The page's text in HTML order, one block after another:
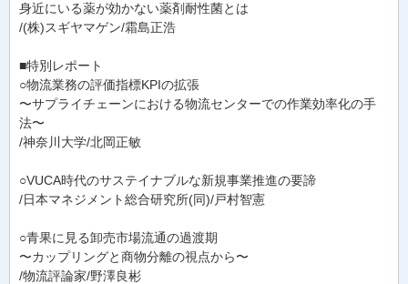
身近にいる薬が効かない薬剤耐性菌とは
/(株)スギヤマゲン/霜島正浩
■特別レポート
○物流業務の評価指標KPIの拡張
〜サプライチェーンにおける物流センターでの作業効率化の手
法〜
/神奈川大学/北岡正敏
○VUCA時代のサステイナブルな新規事業推進の要諦
/日本マネジメント総合研究所(同)/戸村智憲
○青果に見る卸売市場流通の過渡期
〜カップリングと商物分離の視点から〜
/物流評論家/野澤良彬